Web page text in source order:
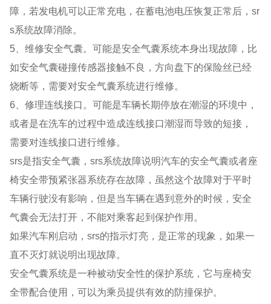
障，若发电机可以正常充电，在蓄电池电压恢复正常后，sr
s系统故障消除。
5、维修安全气囊。可能是安全气囊系统本身出现故障，比
如安全气囊碰撞传感器接触不良，方向盘下的保险丝已经
烧断等，需要对安全气囊系统进行维修。
6、修理连线接口。可能是车辆长期停放在潮湿的环境中，
或者是在洗车的过程中造成连线接口潮湿而导致的短接，
需要对连线接口进行维修。
srs是指安全气囊，srs系统故障说明汽车的安全气囊或者座
椅安全带预紧张器系统存在故障，虽然这个故障对于平时
车辆行驶没有影响，但是当车辆在遇到意外的时候，安全
气囊会无法打开，不能对乘客起到保护作用。
如果汽车刚启动，srs的指示灯亮，是正常的现象，如果一
直不灭灯就说明出现故障。
安全气囊系统是一种被动安全性的保护系统，它与座椅安
全带配合使用，可以为乘员提供有效的防撞保护。